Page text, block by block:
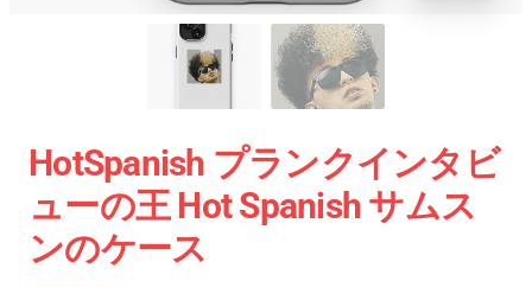
HotSpanish プランクインタビ
ューの王 Hot Spanish サムス
ンのケース